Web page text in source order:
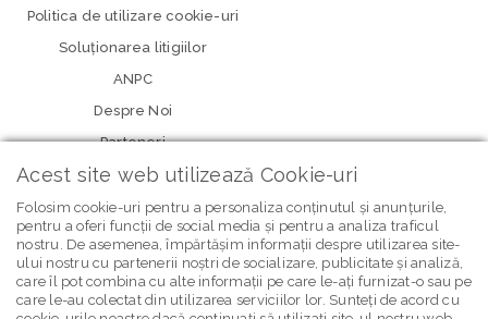
Politica de utilizare cookie-uri
Soluționarea litigiilor
ANPC
Despre Noi
Parteneri
Acest site web utilizează Cookie-uri
Folosim cookie-uri pentru a personaliza conținutul și anunțurile,
pentru a oferi funcții de social media și pentru a analiza traficul
nostru. De asemenea, împărtășim informații despre utilizarea site-
ului nostru cu partenerii noștri de socializare, publicitate și analiză,
care îl pot combina cu alte informații pe care le-ați furnizat-o sau pe
care le-au colectat din utilizarea serviciilor lor. Sunteți de acord cu